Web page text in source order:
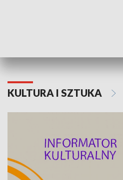
KULTURA I SZTUKA